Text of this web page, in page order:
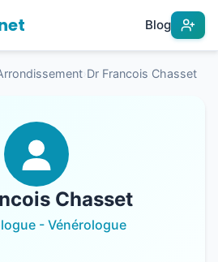
Blog
Dr Francois Chasset
Chasset
- Vénérologue